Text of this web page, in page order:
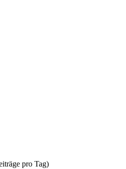
pro Tag)